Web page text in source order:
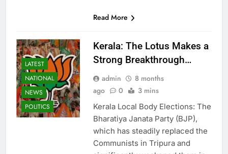
Read More
LATEST
NATIONAL
NEWS
POLITICS
Kerala: The Lotus Makes a
Strong Breakthrough…
admin
8 months
ago
0 3 mins
Kerala Local Body Elections: The
Bharatiya Janata Party (BJP),
which has steadily replaced the
Communists in Tripura and